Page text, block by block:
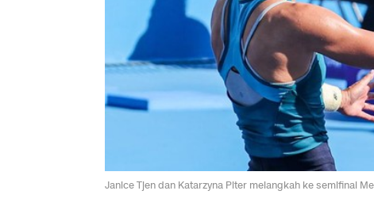
Janice Tjen dan Katarzyna Piter melangkah ke semifinal